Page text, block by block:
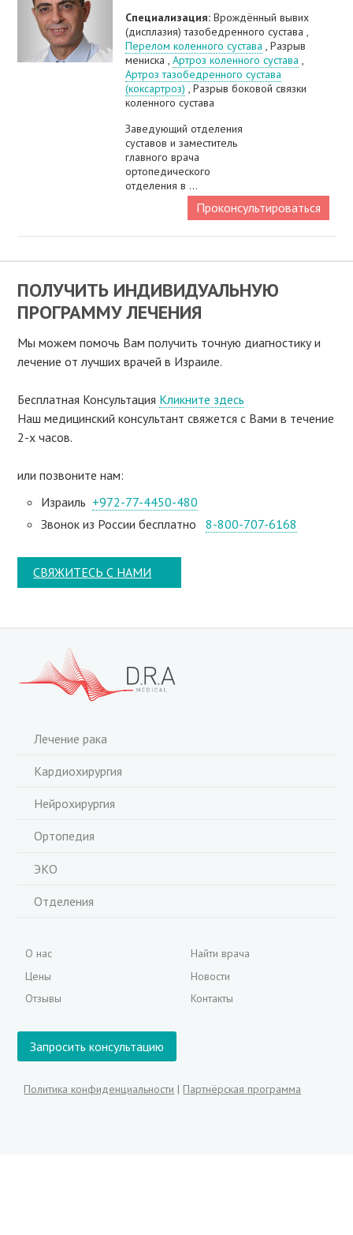
Специализация:Врождённый вывих
(дисплазия) тазобедренного сустава ,
Перелом коленного сустава , Разрыв
мениска ,Артроз коленного сустава ,
Артроз тазобедренного сустава
(коксартроз) , Разрыв боковой связки
коленного сустава
Заведующий отделения
суставов и заместитель
главного врача
ортопедического
отделения в ...
Проконсультироваться
ПОЛУЧИТЬ ИНДИВИДУАЛЬНУЮ
ПРОГРАММУ ЛЕЧЕНИЯ
Мы можем помочь Вам получить точную диагностику и
лечение от лучших врачей в Израиле.
Бесплатная Консультация Кликните здесь
Наш медицинский консультант свяжeтся с Вами в течение
2-х часов.
или позвоните нам:
Израиль +972-77-4450-480
Звонок из России бесплатно8-800-707-6168
СВЯЖИТЕСЬ С НАМИ
Лечение рака
Кардиохирургия
Нейрохирургия
Ортопедия
ЭКО
Отделения
О нас
Цены
Отзывы
Найти врача
Новости
Контакты
Запросить консультацию
Политика конфиденциальности | Партнёрская программа